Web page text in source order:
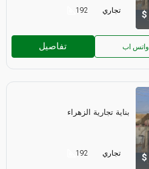
192 تجاري
تفاصيل واتس اب
بناية تجارية الزهراء
192 تجاري